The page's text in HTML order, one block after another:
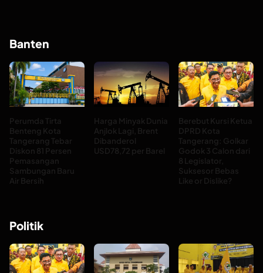
Banten
Perumda Tirta
Benteng Kota
Tangerang Tebar
Diskon 81 Persen
Pemasangan
Sambungan Baru
Air Bersih
Harga Minyak Dunia
Anjlok Lagi, Brent
Dibanderol
USD78,72 per Barel
Berebut Kursi Ketua
DPRD Kota
Tangerang: Golkar
Godok 3 Calon dari
8 Legislator,
Suksesor Bebas
Like or Dislike?
Politik